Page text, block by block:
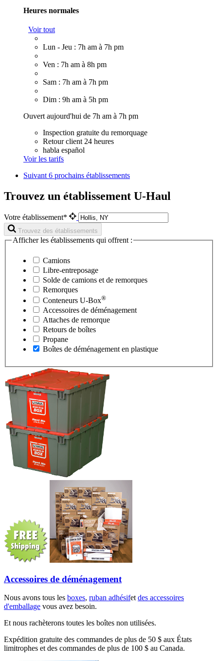
Heures normales
Voir tout
Lun - Jeu : 7h am à 7h pm
Ven : 7h am à 8h pm
Sam : 7h am à 7h pm
Dim : 9h am à 5h pm
Ouvert aujourd'hui de 7h am à 7h pm
Inspection gratuite du remorquage
Retour client 24 heures
habla español
Voir les tarifs
Suivant6 prochains établissements
Trouvez un établissement U-Haul
Votre établissement*
Trouvez des établissements
Afficher les établissements qui offrent :
Camions
Libre-entreposage
Solde de camions et de remorques
Remorques
Conteneurs U-Box®
Accessoires de déménagement
Attaches de remorque
Retours de boîtes
Propane
Boîtes de déménagement en plastique
Accessoires de déménagement
Nous avons tous les boxes, ruban adhésifet des accessoires
d'emballage vous avez besoin.
Et nous rachèterons toutes les boîtes non utilisées.
Expédition gratuite des commandes de plus de 50 $ aux États
limitrophes et des commandes de plus de 100 $ au Canada.